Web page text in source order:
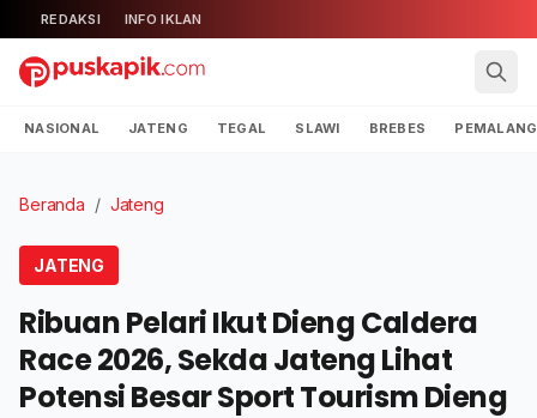
REDAKSI INFO IKLAN
NASIONAL JATENG TEGAL SLAWI BREBES PEMALANG
Beranda / Jateng
JATENG
Ribuan Pelari Ikut Dieng Caldera
Race 2026, Sekda Jateng Lihat
Potensi Besar Sport Tourism Dieng